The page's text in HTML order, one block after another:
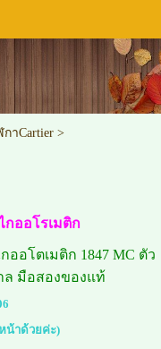
าCartier>
กออโรเมติก
ออโตเมติก 1847 MC ตัว
ล มือสองของแท้
น้าด้วยค่ะ)